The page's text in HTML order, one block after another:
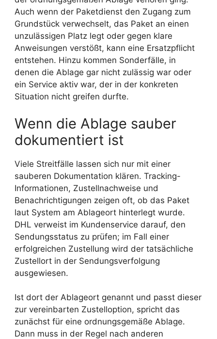
Auch wenn der Paketdienst den Zugang zum
Grundstück verwechselt, das Paket an einen
unzulässigen Platz legt oder gegen klare
Anweisungen verstößt, kann eine Ersatzpflicht
entstehen. Hinzu kommen Sonderfälle, in
denen die Ablage gar nicht zulässig war oder
ein Service aktiv war, der in der konkreten
Situation nicht greifen durfte.
Wenn die Ablage sauber
dokumentiert ist
Viele Streitfälle lassen sich nur mit einer
sauberen Dokumentation klären. Tracking-
Informationen, Zustellnachweise und
Benachrichtigungen zeigen oft, ob das Paket
laut System am Ablageort hinterlegt wurde.
DHL verweist im Kundenservice darauf, den
Sendungsstatus zu prüfen; im Fall einer
erfolgreichen Zustellung wird der tatsächliche
Zustellort in der Sendungsverfolgung
ausgewiesen.
Ist dort der Ablageort genannt und passt dieser
zur vereinbarten Zustelloption, spricht das
zunächst für eine ordnungsgemäße Ablage.
Dann muss in der Regel nach anderen